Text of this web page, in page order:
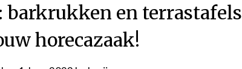
barkrukken en terrastafels
horecazaak!